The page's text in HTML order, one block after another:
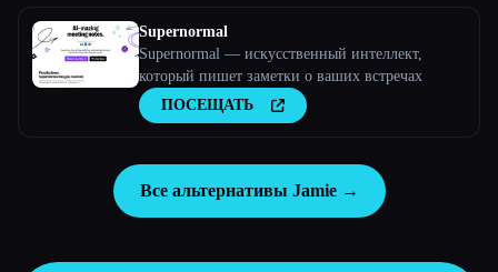
Supernormal
Supernormal — искусственный интеллект,
который пишет заметки о ваших встречах
ПОСЕЩАТЬ
Все альтернативы Jamie →